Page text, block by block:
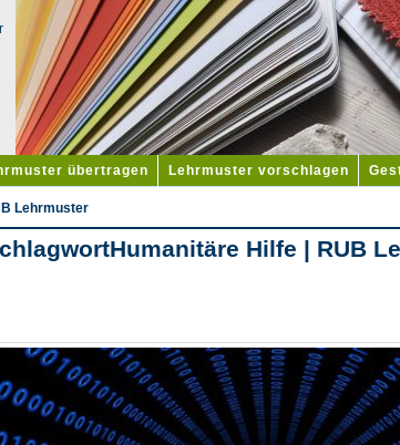
übertragen Lehrmuster vorschlagen
Lehrmuster
Hilfe | RUB